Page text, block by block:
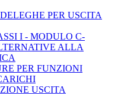
PER USCITA
I - MODULO C-
ALLA
PER FUNZIONI
USCITA